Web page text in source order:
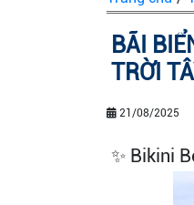
BÃI
TRỜI
21/08/2025
✨ Bikini